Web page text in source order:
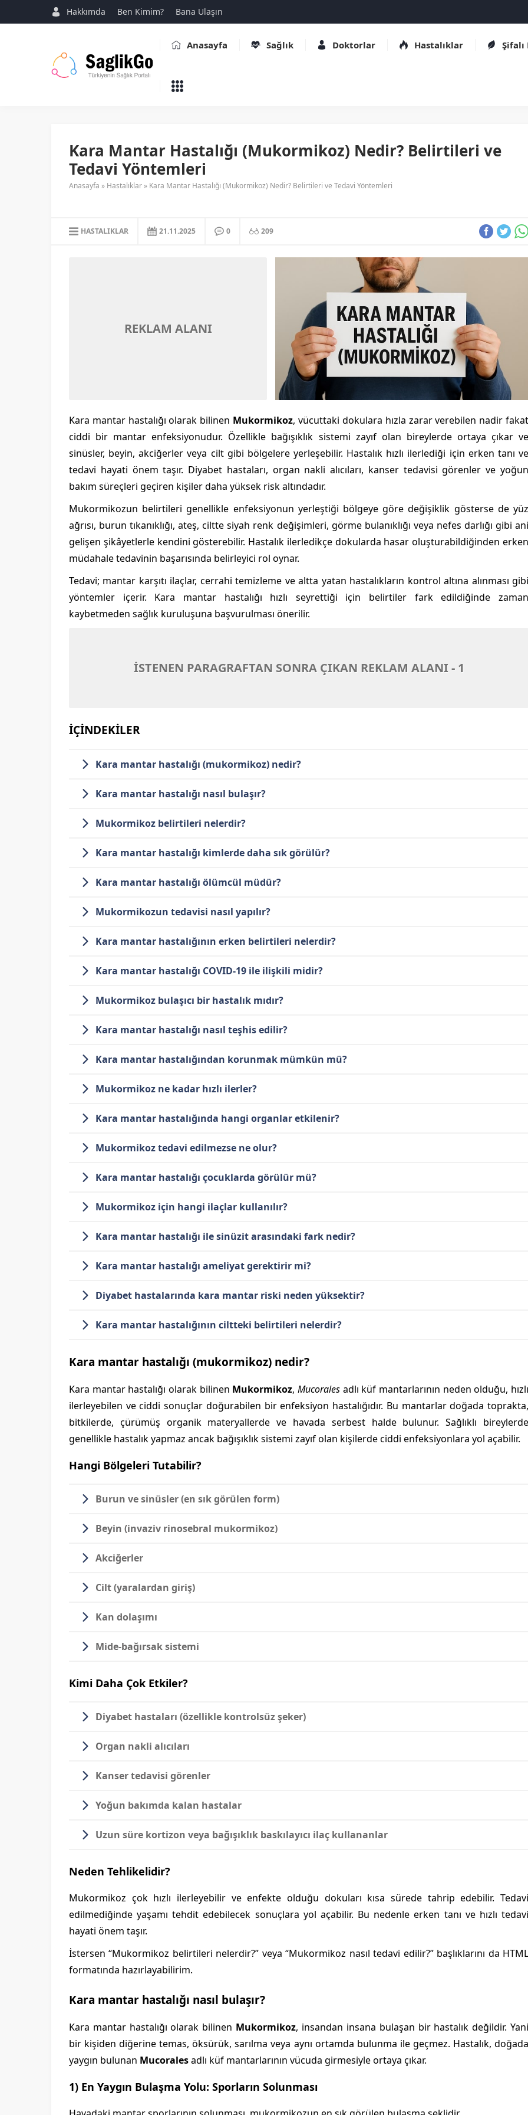
Hakkımda Ben Kimim? Bana Ulaşın
Anasayfa Sağlık Doktorlar Hastalıklar
Kara Mantar Hastalığı (Mukormikoz) Nedir? Belirtileri ve
Tedavi Yöntemleri
Anasayfa » Hastalıklar» Kara Mantar Hastalığı (Mukormikoz) Nedir? Belirtileri ve Tedavi Yöntemleri
HASTALIKLAR 21.11.2025 0 209
REKLAM ALANI
Kara mantar hastalığı olarak bilinen Mukormikoz, vücuttaki dokulara hızla zarar verebilen nadir fakat
ciddi bir mantar enfeksiyonudur. Özellikle bağışıklık sistemi zayıf olan bireylerde ortaya çıkar ve
sinüsler, beyin, akciğerler veya cilt gibi bölgelere yerleşebilir. Hastalık hızlı ilerlediği için erken tanı ve
tedavi hayati önem taşır. Diyabet hastaları, organ nakli alıcıları, kanser tedavisi görenler ve yoğun
bakım süreçleri geçiren kişiler daha yüksek risk altındadır.
Mukormikozun belirtileri genellikle enfeksiyonun yerleştiği bölgeye göre değişiklik gösterse de yüz
ağrısı, burun tıkanıklığı, ateş, ciltte siyah renk değişimleri, görme bulanıklığı veya nefes darlığı gibi ani
gelişen şikâyetlerle kendini gösterebilir. Hastalık ilerledikçe dokularda hasar oluşturabildiğinden erken
müdahale tedavinin başarısında belirleyici rol oynar.
Tedavi; mantar karşıtı ilaçlar, cerrahi temizleme ve altta yatan hastalıkların kontrol altına alınması gibi
yöntemler içerir. Kara mantar hastalığı hızlı seyrettiği için belirtiler fark edildiğinde zaman
kaybetmeden sağlık kuruluşuna başvurulması önerilir.
İSTENEN PARAGRAFTAN SONRA ÇIKAN REKLAM ALANI - 1
İÇİNDEKİLER
Kara mantar hastalığı (mukormikoz) nedir?
Kara mantar hastalığı nasıl bulaşır?
Mukormikoz belirtileri nelerdir?
Kara mantar hastalığı kimlerde daha sık görülür?
Kara mantar hastalığı ölümcül müdür?
Mukormikozun tedavisi nasıl yapılır?
Kara mantar hastalığının erken belirtileri nelerdir?
Kara mantar hastalığı COVID-19 ile ilişkili midir?
Mukormikoz bulaşıcı bir hastalık mıdır?
Kara mantar hastalığı nasıl teşhis edilir?
Kara mantar hastalığından korunmak mümkün mü?
Mukormikoz ne kadar hızlı ilerler?
Kara mantar hastalığında hangi organlar etkilenir?
Mukormikoz tedavi edilmezse ne olur?
Kara mantar hastalığı çocuklarda görülür mü?
Mukormikoz için hangi ilaçlar kullanılır?
Kara mantar hastalığı ile sinüzit arasındaki fark nedir?
Kara mantar hastalığı ameliyat gerektirir mi?
Diyabet hastalarında kara mantar riski neden yüksektir?
Kara mantar hastalığının ciltteki belirtileri nelerdir?
Kara mantar hastalığı (mukormikoz) nedir?
Kara mantar hastalığı olarak bilinen Mukormikoz,Mucorales adlı küf mantarlarının neden olduğu, hızlı
ilerleyebilen ve ciddi sonuçlar doğurabilen bir enfeksiyon hastalığıdır. Bu mantarlar doğada toprakta,
bitkilerde, çürümüş organik materyallerde ve havada serbest halde bulunur. Sağlıklı bireylerde
genellikle hastalık yapmaz ancak bağışıklık sistemi zayıf olan kişilerde ciddi enfeksiyonlara yol açabilir.
Hangi Bölgeleri Tutabilir?
Burun ve sinüsler(en sık görülen form)
Beyin (invaziv rinosebral mukormikoz)
Akciğerler
Cilt(yaralardan giriş)
Kan dolaşımı
Mide-bağırsak sistemi
Kimi Daha Çok Etkiler?
Diyabet hastaları (özellikle kontrolsüz şeker)
Organ nakli alıcıları
Kanser tedavisi görenler
Yoğun bakımda kalan hastalar
Uzun süre kortizon veya bağışıklık baskılayıcı ilaç kullananlar
Neden Tehlikelidir?
Mukormikoz çok hızlı ilerleyebilir ve enfekte olduğu dokuları kısa sürede tahrip edebilir. Tedavi
edilmediğinde yaşamı tehdit edebilecek sonuçlara yol açabilir. Bu nedenle erken tanı ve hızlı tedavi
hayati önem taşır.
İstersen “Mukormikoz belirtileri nelerdir?” veya “Mukormikoz nasıl tedavi edilir?” başlıklarını da HTML
formatında hazırlayabilirim.
Kara mantar hastalığı nasıl bulaşır?
Kara mantar hastalığı olarak bilinen Mukormikoz, insandan insana bulaşan bir hastalık değildir. Yani
bir kişiden diğerine temas, öksürük, sarılma veya aynı ortamda bulunma ile geçmez. Hastalık, doğada
yaygın bulunan Mucoralesadlı küf mantarlarının vücuda girmesiyle ortaya çıkar.
1) En Yaygın Bulaşma Yolu: Sporların Solunması